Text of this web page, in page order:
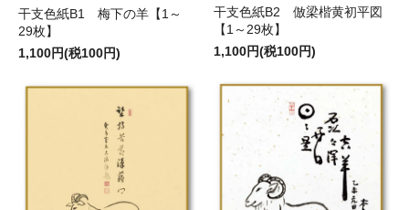
干支色紙B1 梅下の羊【1～
29枚】
1,100円(税100円)
干支色紙B2 倣梁楷黄初平図
【1～29枚】
1,100円(税100円)